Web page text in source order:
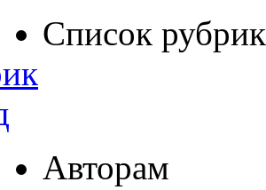
Список рубрик
Авторам